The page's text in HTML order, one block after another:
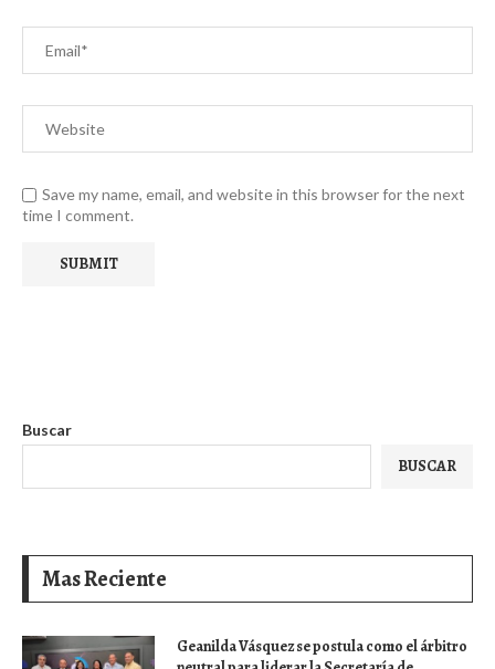
Save my name, email, and website in this browser for the next
time I comment.
Buscar
BUSCAR
Mas Reciente
Geanilda Vásquez se postula como el árbitro